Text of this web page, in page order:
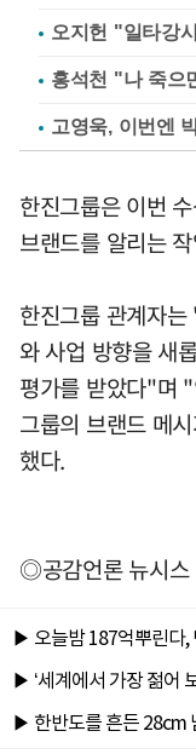
오지헌 "일타강
홍석천 "나 죽으
고영욱, 이번엔
한진그룹은 이번
브랜드를 알리는
한진그룹 관계자
와 사업 방향을 새
평가를 받았다"며
그룹의 브랜드 메
했다.
◎공감언론 뉴시스